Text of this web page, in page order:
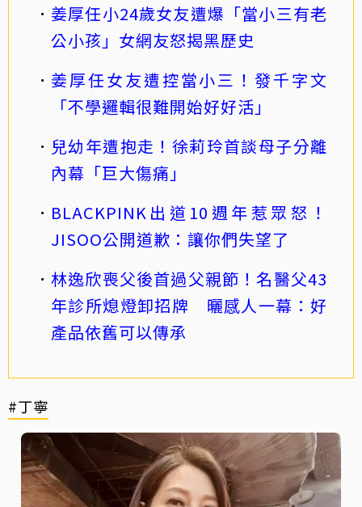
姜厚任小24歲女友遭爆「當小三有老
公小孩」女網友怒揭黑歷史
姜厚任女友遭控當小三！發千字文
「不學邏輯很難開始好好活」
兒幼年遭抱走！徐莉玲首談母子分離
內幕「巨大傷痛」
BLACKPINK出道10週年惹眾怒！
JISOO公開道歉：讓你們失望了
林逸欣喪父後首過父親節！名醫父43
年診所熄燈卸招牌 曬感人一幕：好
產品依舊可以傳承
#丁寧